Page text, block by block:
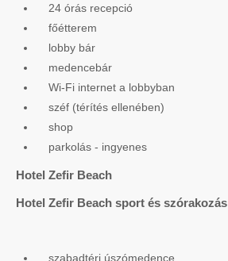
24 órás recepció
főétterem
lobby bár
medencebár
Wi-Fi internet a lobbyban
széf (térítés ellenében)
shop
parkolás - ingyenes
Hotel Zefir Beach
Hotel Zefir Beach sport és szórakozás
szabadtéri úszómedence